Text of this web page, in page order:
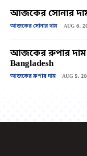
আজকের সোনার
আজকের সোনার দাম AUG 6,
আজকের রুপার দাম
Bangladesh
আজকের রুপার দাম AUG 5,